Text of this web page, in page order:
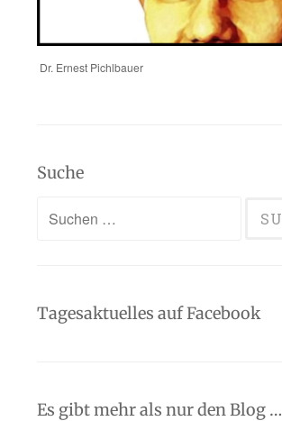
Dr. Ernest Pichlbauer
Suche
Suchen
Tagesaktuelles auf Facebook
Es gibt mehr als nur den Blog …